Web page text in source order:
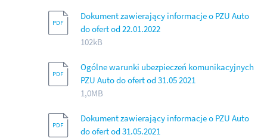
Dokument zawierający informacje o PZU Auto
do ofert od 22.01.2022
102kB
Ogólne warunki ubezpieczeń komunikacyjnych
PZU Auto do ofert od 31.05 2021
1,0MB
Dokument zawierający informacje o PZU Auto
do ofert od 31.05.2021